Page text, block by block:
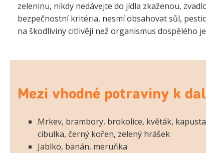
zeleninu, nikdy nedávejte do jídla zkaženou,
bezpečnostní kritéria, nesmí obsahovat sůl,
na škodliviny citlivěji než organismus dospělého
Mezi vhodné potraviny k
Mrkev, brambory, brokolice, květák,
cibulka, černý kořen, zelený hrášek
Jablko, banán, meruňka